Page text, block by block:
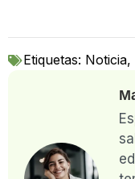
Etiquetas: Noticia,